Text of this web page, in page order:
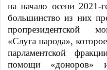
на начало осени 2021-
большинство из них
пропрезидентской
«Слуга народа»,
парламентской
помощи «доноров»